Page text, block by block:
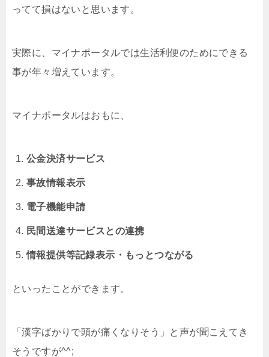
ってて損はないと思います。
実際に、マイナポータルでは生活利便のためにできる
事が年々増えています。
マイナポータルはおもに、
公金決済サービス
事故情報表示
電子機能申請
民間送達サービスとの連携
情報提供等記録表示・もっとつながる
といったことができます。
「漢字ばかりで頭が痛くなりそう」と声が聞こえてき
そうですが^^;